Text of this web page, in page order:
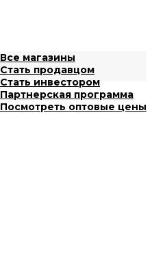
Все магазины
Стать продавцом
Стать инвестором
Партнерская программа
Посмотреть оптовые цены